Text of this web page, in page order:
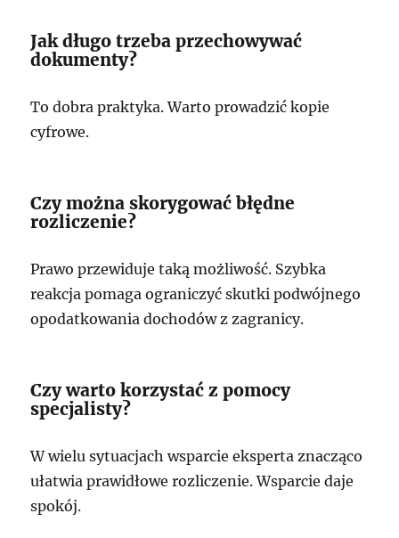
Jak długo trzeba przechowywać
dokumenty?
To dobra praktyka. Warto prowadzić kopie
cyfrowe.
Czy można skorygować błędne
rozliczenie?
Prawo przewiduje taką możliwość. Szybka
reakcja pomaga ograniczyć skutki podwójnego
opodatkowania dochodów z zagranicy.
Czy warto korzystać z pomocy
specjalisty?
W wielu sytuacjach wsparcie eksperta znacząco
ułatwia prawidłowe rozliczenie. Wsparcie daje
spokój.